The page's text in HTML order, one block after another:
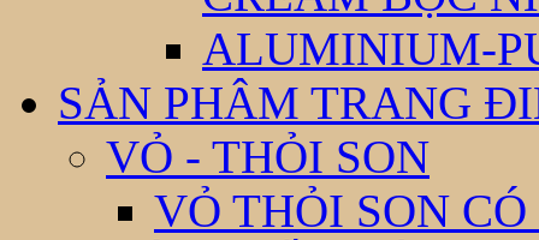
ALUMINIUM-
SẢN PHÂM TRANG
VỎ - THỎI SON
VỎ THỎI SON